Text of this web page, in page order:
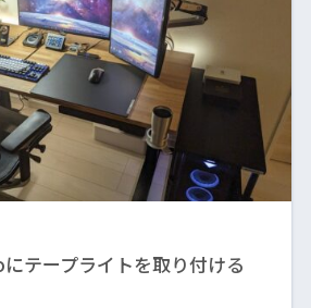
テープライトを取り付ける